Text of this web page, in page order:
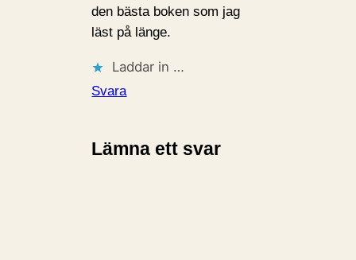
den bästa boken som jag
läst på länge.
Laddar in …
Svara
Lämna ett svar